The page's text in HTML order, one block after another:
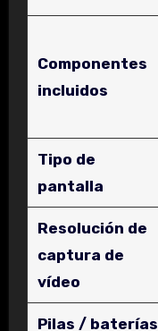
Componentes
incluidos
Tipo de
pantalla
Resolución de
captura de
vídeo
Pilas / baterías